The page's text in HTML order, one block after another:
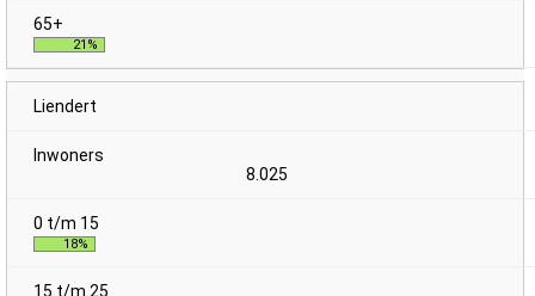
21%
Liendert
8.025
18%